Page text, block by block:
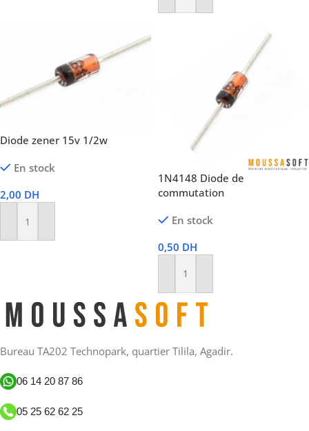
Diode zener 15v 1/2w
En stock
2,00 DH
Ajouter Au Panier
1N4148 Diode de
commutation
En stock
0,50 DH
Ajouter Au Panier
Bureau TA202 Technopark, quartier Tilila, Agadir.
06 14 20 87 86
05 25 62 62 25